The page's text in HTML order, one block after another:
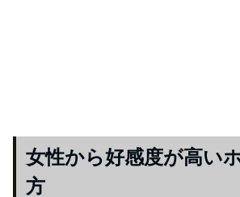
女性から好感度が高い
方